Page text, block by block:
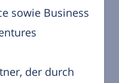
sowie Business
der durch